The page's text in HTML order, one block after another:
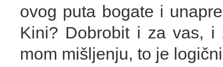
ovog puta bogate i
Kini? Dobrobit i za vas,
mom mišljenju, to je